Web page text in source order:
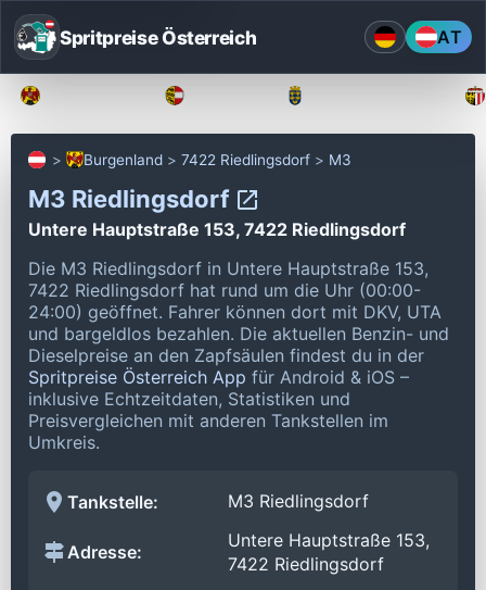
Spritpreise Österreich AT
Burgenland 7422 Riedlingsdorf M3
M3 Riedlingsdorf
Untere Hauptstraße 153, 7422 Riedlingsdorf
Die M3 Riedlingsdorf in Untere Hauptstraße 153,
7422 Riedlingsdorf hat rund um die Uhr (00:00-
24:00) geöffnet. Fahrer können dort mit DKV, UTA
und bargeldlos bezahlen. Die aktuellen Benzin- und
Dieselpreise an den Zapfsäulen findest du in der
Spritpreise Österreich App für Android & iOS –
inklusive Echtzeitdaten, Statistiken und
Preisvergleichen mit anderen Tankstellen im
Umkreis.
Tankstelle: M3 Riedlingsdorf
Adresse:
Untere Hauptstraße 153,
7422 Riedlingsdorf